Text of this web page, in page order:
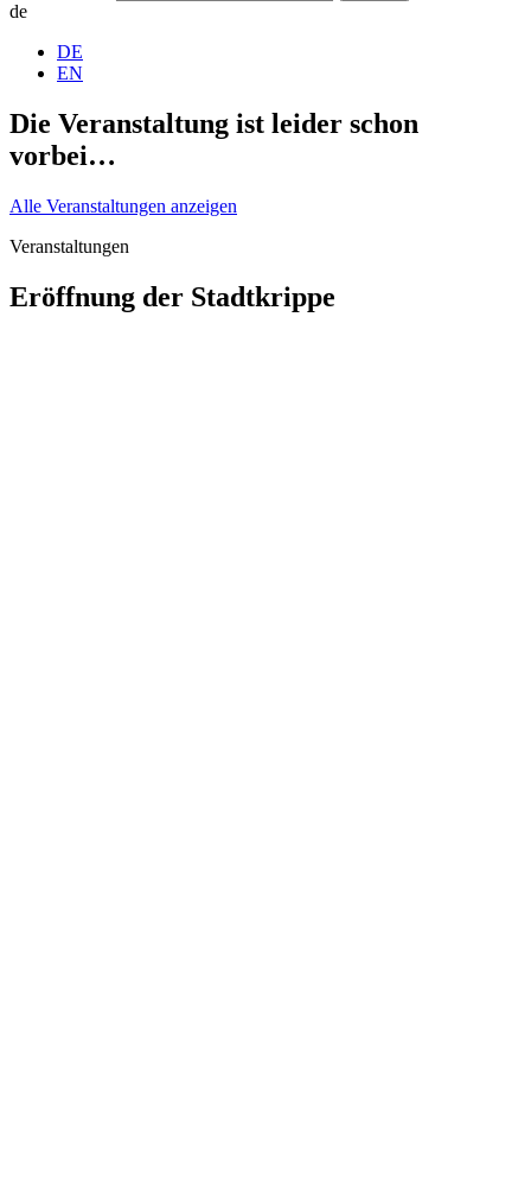
de
DE
EN
Die Veranstaltung ist leider schon
vorbei…
Alle Veranstaltungen anzeigen
Veranstaltungen
Eröffnung der Stadtkrippe